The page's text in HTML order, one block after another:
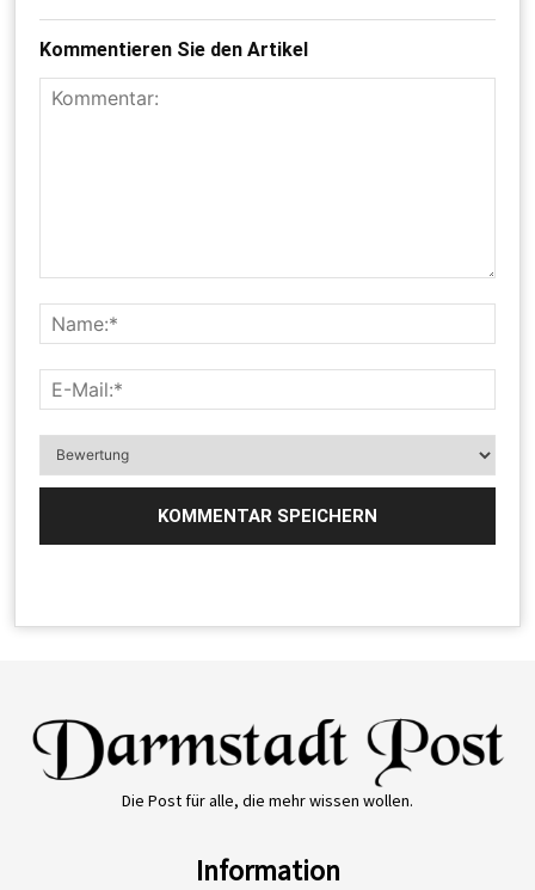
Kommentieren Sie den Artikel
Die Post für alle, die mehr wissen wollen.
Information